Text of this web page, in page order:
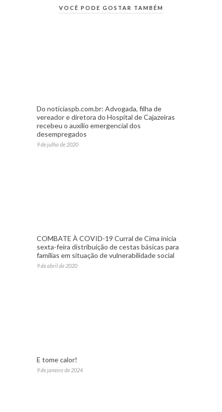
VOCÊ PODE GOSTAR TAMBÉM
Do notíciaspb.com.br: Advogada, filha de
vereador e diretora do Hospital de Cajazeiras
recebeu o auxilio emergencial dos
desempregados
9 de julho de 2020
COMBATE À COVID-19 Curral de Cima inicia
sexta-feira distribuição de cestas básicas para
famílias em situação de vulnerabilidade social
9 de abril de 2020
E tome calor!
9 de janeiro de 2024